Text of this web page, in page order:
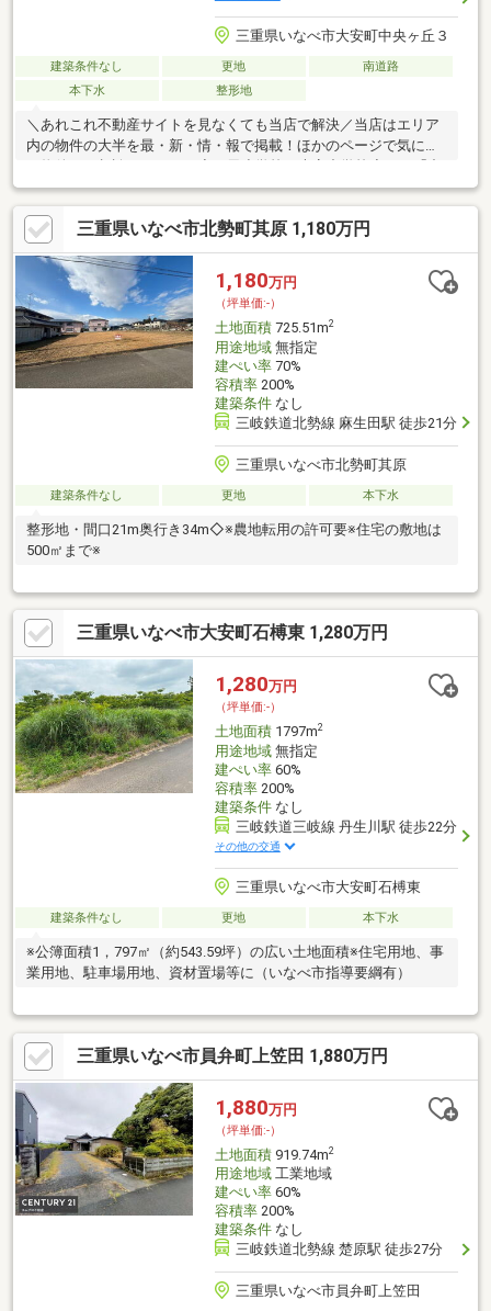
三重県いなべ市大安町中央ヶ丘３
建築条件なし 更地
南道路
本下水
整形地
＼あれこれ不動産サイトを見なくても当店で解決／当店はエリア
内の物件の大半を最・新・情・報で掲載！ほかのページで気にな
央ケ丘西」停 徒歩約2分◆水害リスクの低い高台◆イオン大安
まで車で約6分◆大安ICまでアクセス良好◎※写真をクリックする
と、詳細をご覧いただけます。＝＝＝＝＝＝＝＝＝＝＝＝＝＝＝
＝＝＝＝《平日もご案内可能！》百聞は一見学にしかず。見るだ
けOK、聞くだけOK！事前にご予約いただくと、スムーズにご見
学いただけます。＝＝＝＝＝＝＝＝＝＝＝＝＝＝＝＝＝＝＝
三重県いなべ市北勢町其原 1,180万円
1,180万円
（坪単価:-）
土地面積725.51m2
用途地域無指定
建ぺい率70%
容積率200%
建築条件なし
三岐鉄道北勢線 麻生田駅 徒歩21分
三重県いなべ市北勢町其原
建築条件なし 更地 本下水
整形地・間口21m奥行き34m◇※農地転用の許可要※住宅の敷地は
500㎡まで※
三重県いなべ市大安町石榑東 1,280万円
1,280万円
（坪単価:-）
土地面積1797m2
用途地域無指定
建ぺい率60%
容積率200%
建築条件なし
三岐鉄道三岐線 丹生川駅 徒歩22分
その他の交通
三重県いなべ市大安町石榑東
建築条件なし 更地 本下水
※公簿面積1，797㎡（約543.59坪）の広い土地面積※住宅用地、事
業用地、駐車場用地、資材置場等に（いなべ市指導要綱有）
三重県いなべ市員弁町上笠田 1,880万円
1,880万円
（坪単価:-）
土地面積919.74m2
用途地域工業地域
建ぺい率60%
容積率200%
建築条件なし
三岐鉄道北勢線 楚原駅 徒歩27分
三重県いなべ市員弁町上笠田